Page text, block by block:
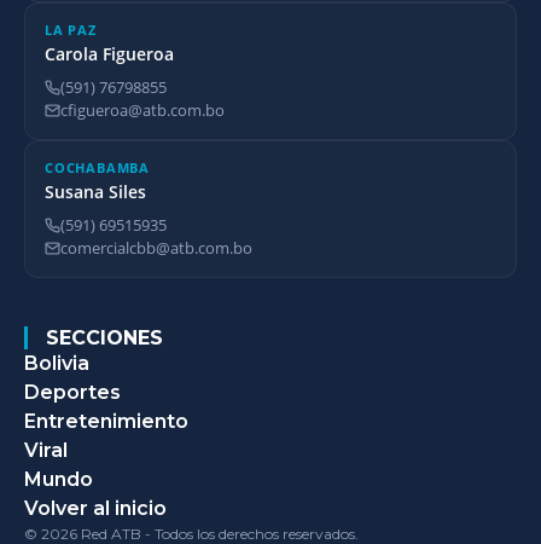
LA PAZ
Carola Figueroa
(591) 76798855
cfigueroa@atb.com.bo
COCHABAMBA
Susana Siles
(591) 69515935
comercialcbb@atb.com.bo
SECCIONES
Bolivia
Deportes
Entretenimiento
Viral
Mundo
Volver al inicio
© 2026 Red ATB - Todos los derechos reservados.